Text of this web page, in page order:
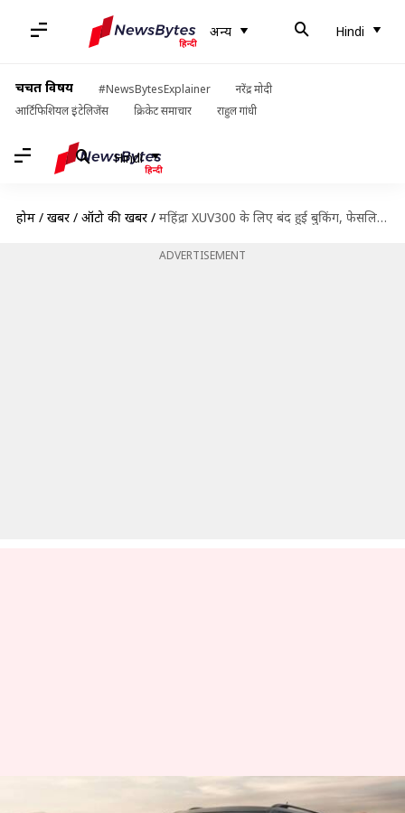
अन्य Hindi
चर्चित विषय #NewsBytesExplainer
नरेंद्र मोदी
आर्टिफिशियल इंटेलिजेंस
क्रिकेट समाचार राहुल गांधी
Hindi
होम / खबरें / ऑटो की खबरें / महिंद्रा XUV300 के लिए बंद हुई बुकिंग, फेसलिफ्ट मॉडल होने पर फिर होगी शुरू
ADVERTISEMENT
महिंद्रा XUV300 के लिए बंद हुई